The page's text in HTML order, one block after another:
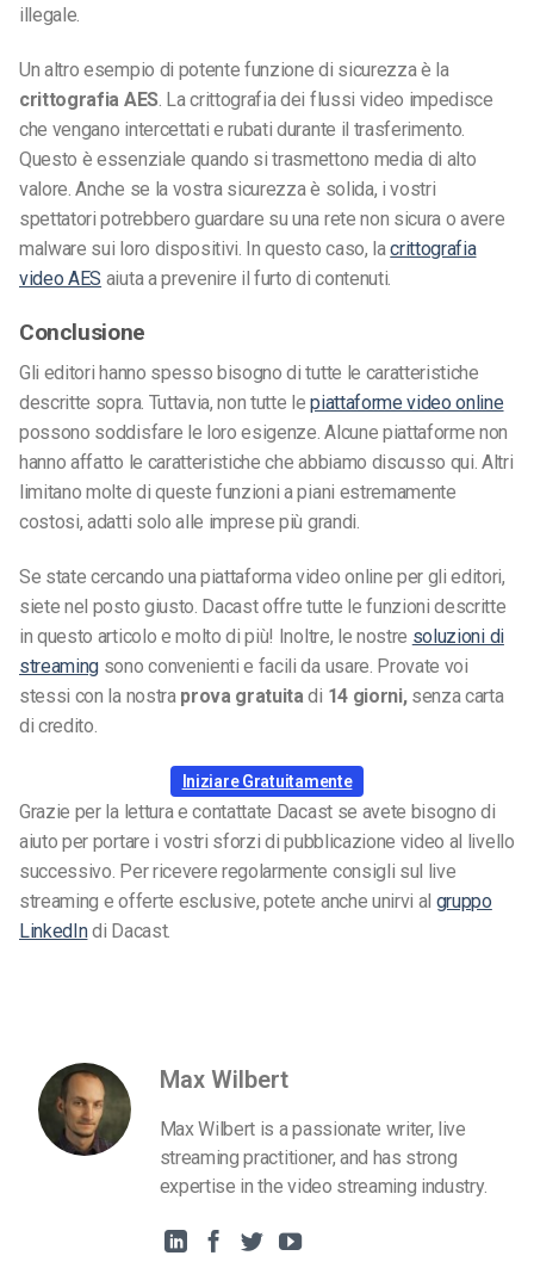
illegale.
Un altro esempio di potente funzione di sicurezza è la
crittografia AES. La crittografia dei flussi video impedisce
che vengano intercettati e rubati durante il trasferimento.
Questo è essenziale quando si trasmettono media di alto
valore. Anche se la vostra sicurezza è solida, i vostri
spettatori potrebbero guardare su una rete non sicura o avere
malware sui loro dispositivi. In questo caso, lacrittografia
video AES aiuta a prevenire il furto di contenuti.
Conclusione
Gli editori hanno spesso bisogno di tutte le caratteristiche
descritte sopra. Tuttavia, non tutte lepiattaforme video online
possono soddisfare le loro esigenze. Alcune piattaforme non
hanno affatto le caratteristiche che abbiamo discusso qui. Altri
limitano molte di queste funzioni a piani estremamente
costosi, adatti solo alle imprese più grandi.
Se state cercando una piattaforma video online per gli editori,
siete nel posto giusto. Dacast offre tutte le funzioni descritte
in questo articolo e molto di più! Inoltre, le nostre soluzioni di
streaming sono convenienti e facili da usare. Provate voi
stessi con la nostra prova gratuitadi 14 giorni,senza carta
di credito.
Iniziare Gratuitamente
Grazie per la lettura e contattate Dacast se avete bisogno di
aiuto per portare i vostri sforzi di pubblicazione video al livello
successivo. Per ricevere regolarmente consigli sul live
streaming e offerte esclusive, potete anche unirvi al gruppo
LinkedIndi Dacast.
Max Wilbert
Max Wilbert is a passionate writer, live
streaming practitioner, and has strong
expertise in the video streaming industry.